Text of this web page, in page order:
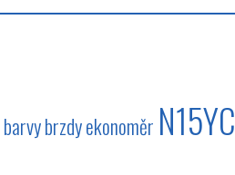
barvybrzdyekonoměr N15YC